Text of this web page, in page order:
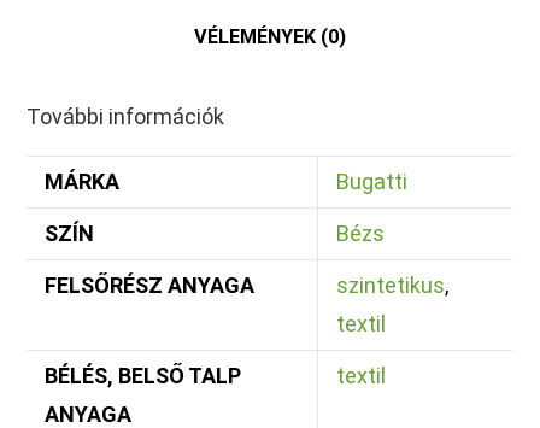
VÉLEMÉNYEK (0)
További információk
MÁRKA Bugatti
SZÍN Bézs
FELSŐRÉSZ ANYAGA szintetikus,
textil
BÉLÉS, BELSŐ TALP
ANYAGA
textil